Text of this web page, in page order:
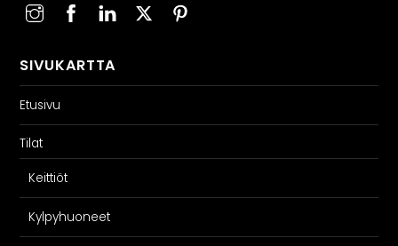
SIVUKARTTA
Etusivu
Tilat
Keittiöt
Kylpyhuoneet